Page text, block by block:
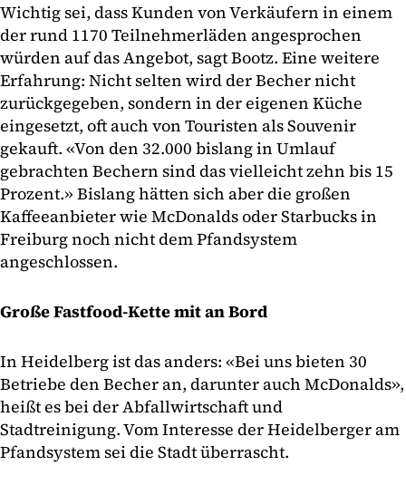
Wichtig sei, dass Kunden von Verkäufern in einem
der rund 1170 Teilnehmerläden angesprochen
würden auf das Angebot, sagt Bootz. Eine weitere
Erfahrung: Nicht selten wird der Becher nicht
zurückgegeben, sondern in der eigenen Küche
eingesetzt, oft auch von Touristen als Souvenir
gekauft. «Von den 32.000 bislang in Umlauf
gebrachten Bechern sind das vielleicht zehn bis 15
Prozent.» Bislang hätten sich aber die großen
Kaffeeanbieter wie McDonalds oder Starbucks in
Freiburg noch nicht dem Pfandsystem
angeschlossen.
Große Fastfood-Kette mit an Bord
In Heidelberg ist das anders: «Bei uns bieten 30
Betriebe den Becher an, darunter auch McDonalds»,
heißt es bei der Abfallwirtschaft und
Stadtreinigung. Vom Interesse der Heidelberger am
Pfandsystem sei die Stadt überrascht.